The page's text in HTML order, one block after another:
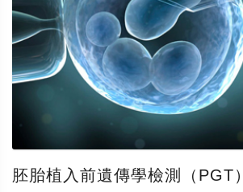
胚胎植入前遺傳學檢測（PGT）